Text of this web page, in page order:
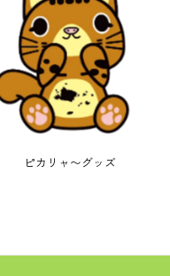
ピカリャ〜グッズ